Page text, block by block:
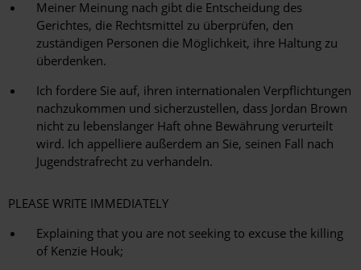
Meiner Meinung nach gibt die Entscheidung des
Gerichtes, die Rechtsmittel zu überprüfen, den
zuständigen Personen die Möglichkeit, ihre Haltung zu
überdenken.
Ich fordere Sie auf, ihren internationalen Verpflichtungen
nachzukommen und sicherzustellen, dass Jordan Brown
nicht zu lebenslanger Haft ohne Bewährung verurteilt
wird. Ich appelliere außerdem an Sie, seinen Fall nach
Jugendstrafrecht zu verhandeln.
PLEASE WRITE IMMEDIATELY
Explaining that you are not seeking to excuse the killing
of Kenzie Houk;